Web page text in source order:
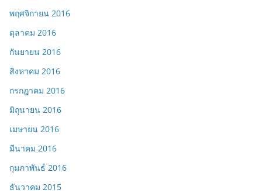
พฤศจิกายน 2016
ตุลาคม 2016
กันยายน 2016
สิงหาคม 2016
กรกฎาคม 2016
มิถุนายน 2016
เมษายน 2016
มีนาคม 2016
กุมภาพันธ์ 2016
ธันวาคม 2015